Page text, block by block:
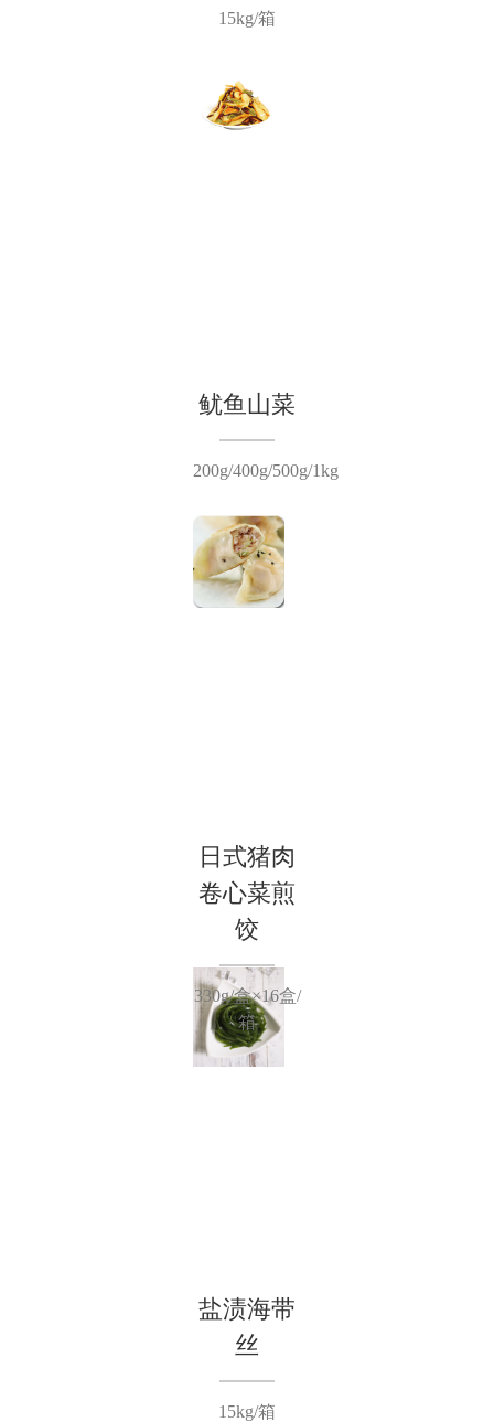
15kg/箱
鱿鱼山菜
200g/400g/500g/1kg
日式猪肉
卷心菜煎
饺
330g/盒×16盒/
箱
盐渍海带
丝
15kg/箱